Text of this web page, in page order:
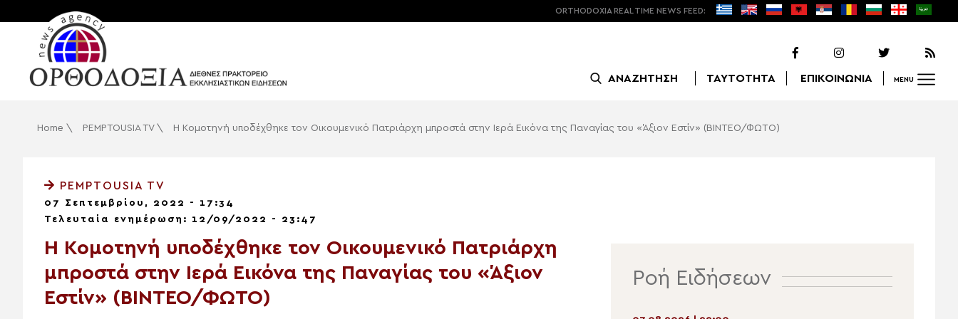
ORTHODOXIA REAL TIME NEWS FEED:
ΑΝΑΖΗΤΗΣΗ ΤΑΥΤΟΤΗΤΑ ΕΠΙΚΟΙΝΩΝΙΑ MENU
Home \ PEMPTOUSIA TV\ Η Κομοτηνή υποδέχθηκε τον Οικουμενικό Πατριάρχη μπροστά στην Ιερά Εικόνα της Παναγίας του «Άξιον Εστίν» (ΒΙΝΤΕΟ/ΦΩΤΟ)
PEMPTOUSIA TV
07 Σεπτεμβρίου, 2022 - 17:34
Τελευταία ενημέρωση: 12/09/2022 - 23:47
Η Κομοτηνή υποδέχθηκε τον Οικουμενικό Πατριάρχη
μπροστά στην Ιερά Εικόνα της Παναγίας του «Άξιον
Εστίν» (ΒΙΝΤΕΟ/ΦΩΤΟ)
Ροή Ειδήσεων